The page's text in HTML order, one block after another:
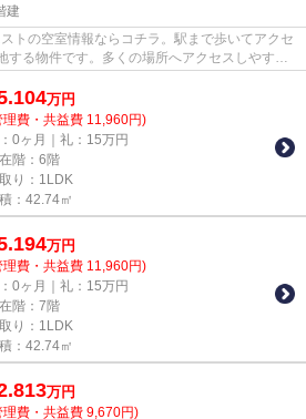
建
トの空室情報ならコチラ。駅まで歩いてアクセ
る物件です。多くの場所へアクセスしやすい3
万円
理費・共益費 11,960円)
0ヶ月｜礼：15万円
階：6階
り：1LDK
：42.74㎡
万円
理費・共益費 11,960円)
0ヶ月｜礼：15万円
階：7階
り：1LDK
：42.74㎡
万円
理費・共益費 9,670円)